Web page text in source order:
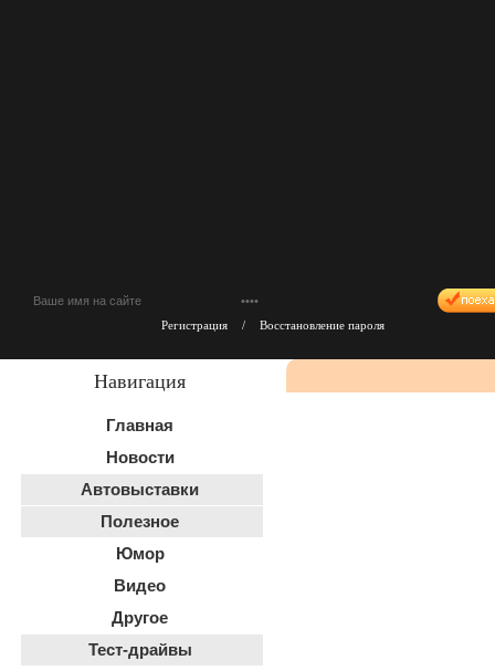
Регистрация / Восстановление пароля
Навигация
Главная
Новости
Автовыставки
Полезное
Юмор
Видео
Другое
Тест-драйвы